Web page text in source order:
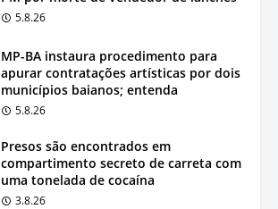
5.8.26
MP-BA instaura procedimento para
apurar contratações artísticas por dois
municípios baianos; entenda
5.8.26
Presos são encontrados em
compartimento secreto de carreta com
uma tonelada de cocaína
3.8.26